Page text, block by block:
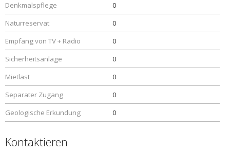
Denkmalspflege
0
Naturreservat
0
Empfang von TV + Radio
0
Sicherheitsanlage
0
Mietlast
0
Separater Zugang
0
Geologische Erkundung
0
Kontaktieren